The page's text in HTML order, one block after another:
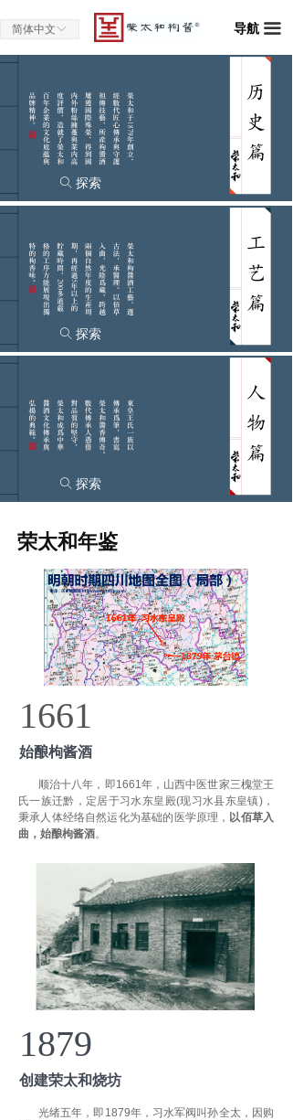
끀
导航
ꀅ
简体中文
1661
始酿枸酱酒
顺治十八年，即1661年，山西中医世家三槐堂王
氏一族迁黔，定居于习水东皇殿(现习水县东皇镇)，
秉承人体经络自然运化为基础的医学原理， 以佰草入
曲，始酿枸酱酒。
1879
创建荣太和烧坊
光绪五年，即1879年，习水军阀叫孙全太，因购
荣太和年鉴
ꄠ 探索
ꄠ 探索
ꄠ 探索